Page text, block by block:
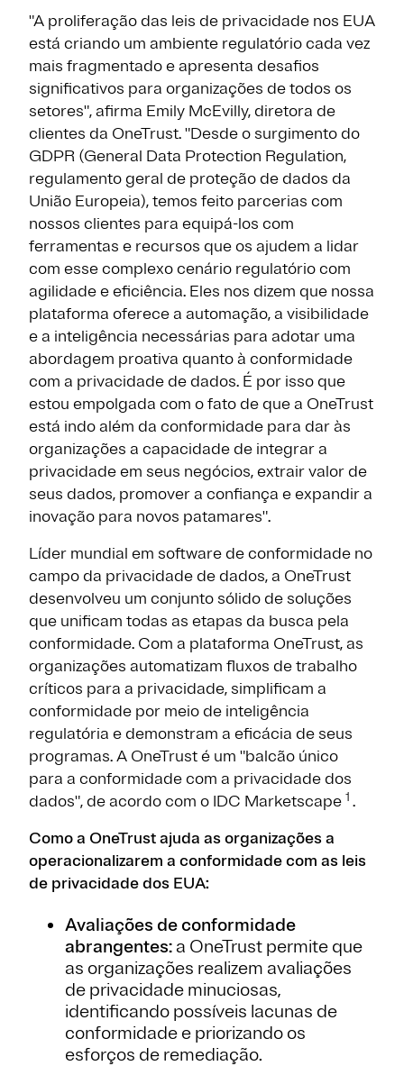
"A proliferação das leis de privacidade nos EUA
está criando um ambiente regulatório cada vez
mais fragmentado e apresenta desafios
significativos para organizações de todos os
setores", afirma Emily McEvilly, diretora de
clientes da OneTrust. "Desde o surgimento do
GDPR (General Data Protection Regulation,
regulamento geral de proteção de dados da
União Europeia), temos feito parcerias com
nossos clientes para equipá-los com
ferramentas e recursos que os ajudem a lidar
com esse complexo cenário regulatório com
agilidade e eficiência. Eles nos dizem que nossa
plataforma oferece a automação, a visibilidade
e a inteligência necessárias para adotar uma
abordagem proativa quanto à conformidade
com a privacidade de dados. É por isso que
estou empolgada com o fato de que a OneTrust
está indo além da conformidade para dar às
organizações a capacidade de integrar a
privacidade em seus negócios, extrair valor de
seus dados, promover a confiança e expandir a
inovação para novos patamares".
Líder mundial em software de conformidade no
campo da privacidade de dados, a OneTrust
desenvolveu um conjunto sólido de soluções
que unificam todas as etapas da busca pela
conformidade. Com a plataforma OneTrust, as
organizações automatizam fluxos de trabalho
críticos para a privacidade, simplificam a
conformidade por meio de inteligência
regulatória e demonstram a eficácia de seus
programas. A OneTrust é um "balcão único
para a conformidade com a privacidade dos
dados", de acordo com o IDC Marketscape 1 .
Como a OneTrust ajuda as organizações a
operacionalizarem a conformidade com as leis
de privacidade dos EUA:
Avaliações de conformidade
abrangentes: a OneTrust permite que
as organizações realizem avaliações
de privacidade minuciosas,
identificando possíveis lacunas de
conformidade e priorizando os
esforços de remediação.